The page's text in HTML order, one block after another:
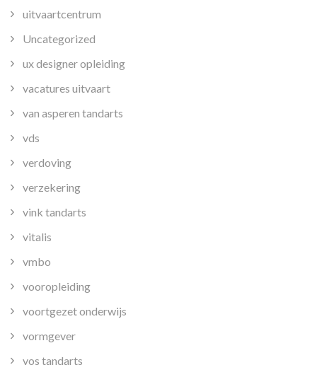
uitvaartcentrum
Uncategorized
ux designer opleiding
vacatures uitvaart
van asperen tandarts
vds
verdoving
verzekering
vink tandarts
vitalis
vmbo
vooropleiding
voortgezet onderwijs
vormgever
vos tandarts